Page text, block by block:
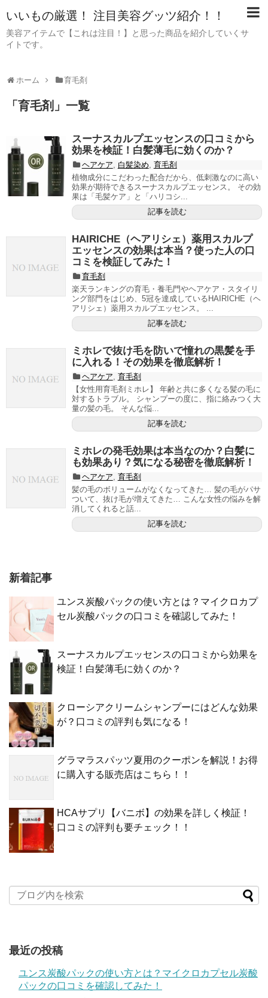
いいもの厳選！ 注目美容グッツ紹介！！
美容アイテムで【これは注目！】と思った商品を紹介していくサ
イトです。
ホーム 育毛剤
「 育毛剤 」 一覧
スーナスカルプエッセンスの口コミから
効果を検証！白髪薄毛に効くのか？
ヘアケア, 白髪染め, 育毛剤
植物成分にこだわった配合だから、低刺激なのに高い
効果が期待できるスーナスカルプエッセンス。 その効
果は「毛髪ケア」と「ハリコシ...
記事を読む
HAIRICHE（ヘアリシェ）薬用スカルプ
エッセンスの効果は本当？使った人の口
コミを検証してみた！
育毛剤
楽天ランキングの育毛・養毛門やヘアケア・スタイリ
ング部門をはじめ、5冠を達成しているHAIRICHE（ヘ
アリシェ）薬用スカルプエッセンス。 ...
記事を読む
ミホレで抜け毛を防いで憧れの黒髪を手
に入れる！その効果を徹底解析！
ヘアケア, 育毛剤
【女性用育毛剤ミホレ】 年齢と共に多くなる髪の毛に
対するトラブル。 シャンプーの度に、指に絡みつく大
量の髪の毛。 そんな悩...
記事を読む
ミホレの発毛効果は本当なのか？白髪に
も効果あり？気になる秘密を徹底解析！
ヘアケア, 育毛剤
髪の毛のボリュームがなくなってきた… 髪の毛がパサ
ついて、抜け毛が増えてきた… こんな女性の悩みを解
消してくれると話...
記事を読む
新着記事
ユンス炭酸パックの使い方とは？マイクロカプ
セル炭酸パックの口コミを確認してみた！
スーナスカルプエッセンスの口コミから効果を
検証！白髪薄毛に効くのか？
クローシアクリームシャンプーにはどんな効果
が？口コミの評判も気になる！
グラマラスパッツ夏用のクーポンを解説！お得
に購入する販売店はこちら！！
HCAサプリ【バニボ】の効果を詳しく検証！
口コミの評判も要チェック！！
最近の投稿
ユンス炭酸パックの使い方とは？マイクロカプセル炭酸
パックの口コミを確認してみた！